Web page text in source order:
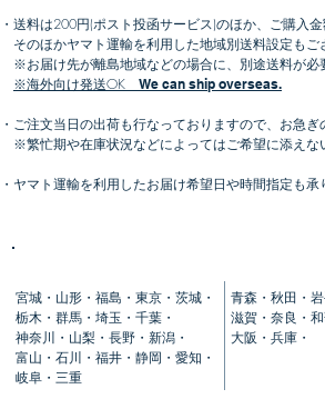
・送料は200円(ポスト投函サービス)のほか、ご購入
そのほかヤマト運輸を利用した地域別送料設定も
※お届け先が離島地域などの場合に、別途送料が必
※海外向け発送OK We can ship overseas.
・ご注文当日の出荷も行なっておりますので、お急ぎ
※繁忙期や在庫状況などによってはご希望に添えな
・ヤマト運輸を利用したお届け希望日や時間指定も
宮城・山形・福島・東京・茨城・
栃木・群馬・埼玉・千葉・
神奈川・山梨・長野・新潟・
富山・石川・福井・静岡・愛知・
岐阜・三重
青森・秋田・岩
滋賀・奈良・和
大阪・兵庫・